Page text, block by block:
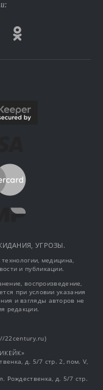
УГРОЗЫ.
медицина,
и публикации.
воспроизведение,
при условии указания
и взгляды авторов не
редакции.
22century.ru)
д. 5/7 стр. 2, пом. V,
Рождественка, д. 5/7 стр.